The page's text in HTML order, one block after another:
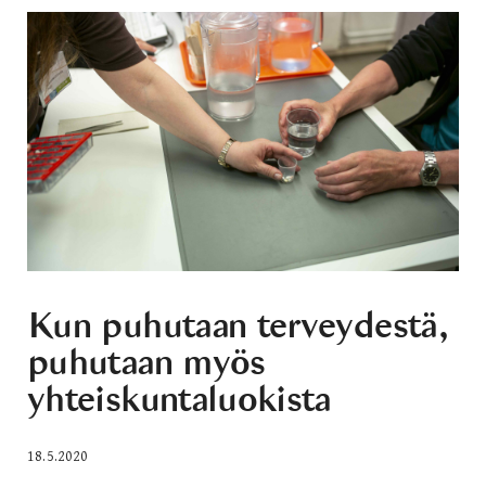
Kun puhutaan terveydestä,
puhutaan myös
yhteiskuntaluokista
18.5.2020